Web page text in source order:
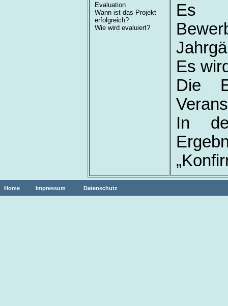
Evaluation
Wann ist das Projekt
erfolgreich?
Wie wird evaluiert?
Es
Es
Die
In
Home Impressum Datenschutz